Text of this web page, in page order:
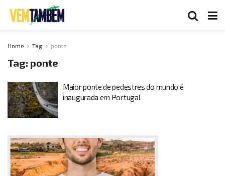
Home Tag ponte
Tag: ponte
Maior ponte de pedestres do mundo é
inaugurada em Portugal